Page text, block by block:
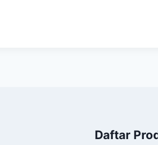
Daftar